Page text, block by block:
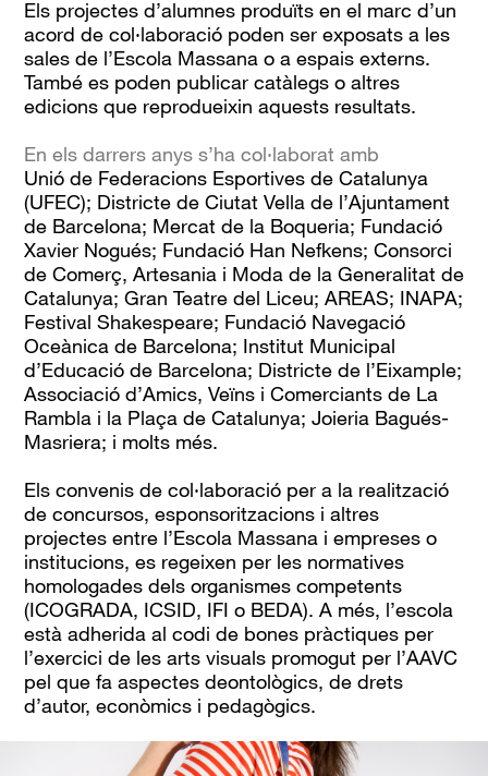
Els projectes d’alumnes produïts en el marc d’un
acord de col·laboració poden ser exposats a les
sales de l’Escola Massana o a espais externs.
També es poden publicar catàlegs o altres
edicions que reprodueixin aquests resultats.
En els darrers anys s’ha col·laborat amb
Unió de Federacions Esportives de Catalunya
(UFEC); Districte de Ciutat Vella de l’Ajuntament
de Barcelona; Mercat de la Boqueria; Fundació
Xavier Nogués; Fundació Han Nefkens; Consorci
de Comerç, Artesania i Moda de la Generalitat de
Catalunya; Gran Teatre del Liceu; AREAS; INAPA;
Festival Shakespeare; Fundació Navegació
Oceànica de Barcelona; Institut Municipal
d’Educació de Barcelona; Districte de l’Eixample;
Associació d’Amics, Veïns i Comerciants de La
Rambla i la Plaça de Catalunya; Joieria Bagués-
Masriera; i molts més.
Els convenis de col·laboració per a la realització
de concursos, esponsoritzacions i altres
projectes entre l’Escola Massana i empreses o
institucions, es regeixen per les normatives
homologades dels organismes competents
(ICOGRADA, ICSID, IFI o BEDA). A més, l’escola
està adherida al codi de bones pràctiques per
l’exercici de les arts visuals promogut per l’AAVC
pel que fa aspectes deontològics, de drets
d’autor, econòmics i pedagògics.